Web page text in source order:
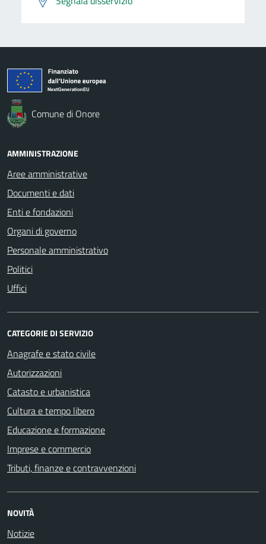
Comune di Onore
AMMINISTRAZIONE
Aree amministrative
Documenti e dati
Enti e fondazioni
Organi di governo
Personale amministrativo
Politici
Uffici
CATEGORIE DI SERVIZIO
Anagrafe e stato civile
Autorizzazioni
Catasto e urbanistica
Cultura e tempo libero
Educazione e formazione
Imprese e commercio
Tributi, finanze e contravvenzioni
NOVITÀ
Notizie